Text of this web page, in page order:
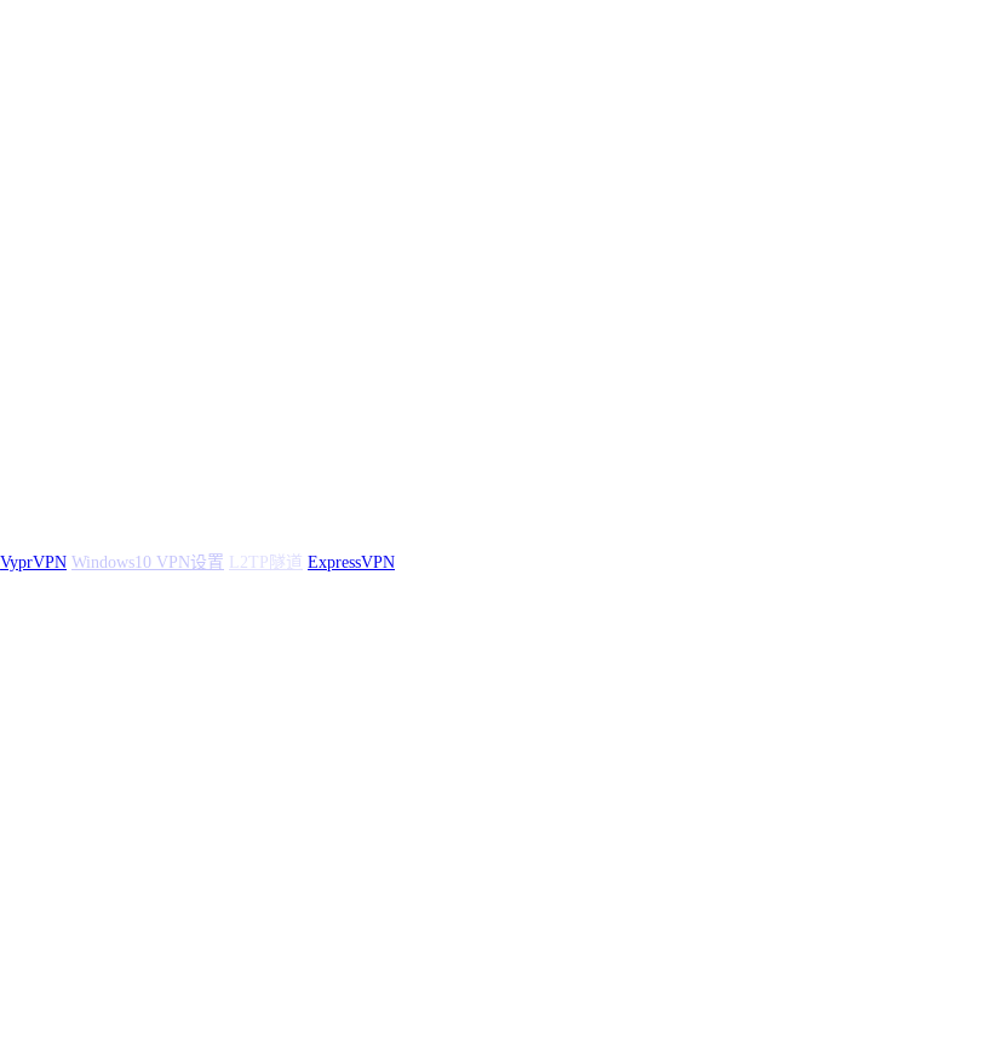
Windows10 VPN设置 L2TP隧道 ExpressVPN